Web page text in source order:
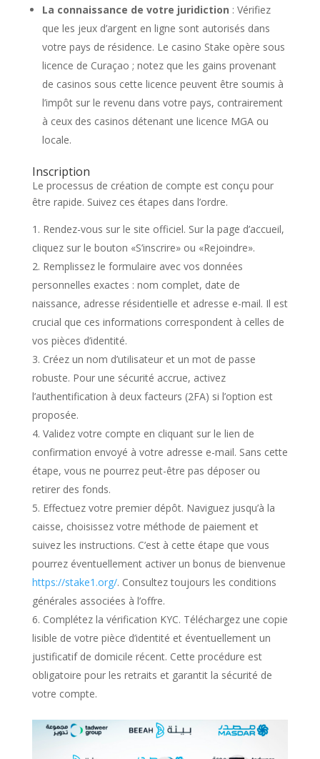
La connaissance de votre juridiction : Vérifiez
que les jeux d’argent en ligne sont autorisés dans
votre pays de résidence. Le casino Stake opère sous
licence de Curaçao ; notez que les gains provenant
de casinos sous cette licence peuvent être soumis à
l’impôt sur le revenu dans votre pays, contrairement
à ceux des casinos détenant une licence MGA ou
locale.
Inscription
Le processus de création de compte est conçu pour
être rapide. Suivez ces étapes dans l’ordre.
Rendez-vous sur le site officiel. Sur la page d’accueil,
cliquez sur le bouton «S’inscrire» ou «Rejoindre».
Remplissez le formulaire avec vos données
personnelles exactes : nom complet, date de
naissance, adresse résidentielle et adresse e-mail. Il est
crucial que ces informations correspondent à celles de
vos pièces d’identité.
Créez un nom d’utilisateur et un mot de passe
robuste. Pour une sécurité accrue, activez
l’authentification à deux facteurs (2FA) si l’option est
proposée.
Validez votre compte en cliquant sur le lien de
confirmation envoyé à votre adresse e-mail. Sans cette
étape, vous ne pourrez peut-être pas déposer ou
retirer des fonds.
Effectuez votre premier dépôt. Naviguez jusqu’à la
caisse, choisissez votre méthode de paiement et
suivez les instructions. C’est à cette étape que vous
pourrez éventuellement activer un bonus de bienvenue
https://stake1.org/. Consultez toujours les conditions
générales associées à l’offre.
Complétez la vérification KYC. Téléchargez une copie
lisible de votre pièce d’identité et éventuellement un
justificatif de domicile récent. Cette procédure est
obligatoire pour les retraits et garantit la sécurité de
votre compte.